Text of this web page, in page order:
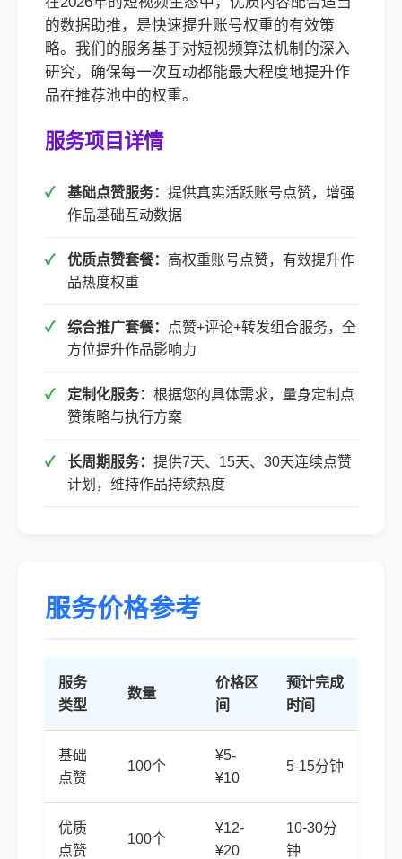
的数据助推，是快速提升账号权重的有效策
略。我们的服务基于对短视频算法机制的深入
研究，确保每一次互动都能最大程度地提升作
品在推荐池中的权重。
服务项目详情
基础点赞服务： 提供真实活跃账号点赞，增强
作品基础互动数据
优质点赞套餐： 高权重账号点赞，有效提升作
品热度权重
综合推广套餐：
点赞+评论+转发组合服务，全
方位提升作品影响力
定制化服务： 根据您的具体需求，量身定制点
赞策略与执行方案
长周期服务： 提供7天、15天、30天连续点赞
计划，维持作品持续热度
服务价格参考
服务
类型
数量
价格区
间
预计完成
时间
基础
点赞
100个
¥5-
¥10
5-15分钟
优质
点赞
100个
¥12-
¥20
10-30分
钟